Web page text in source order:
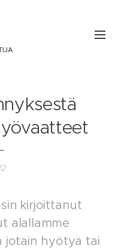
kirjoittanut
alallamme
jotain hyötyä tai